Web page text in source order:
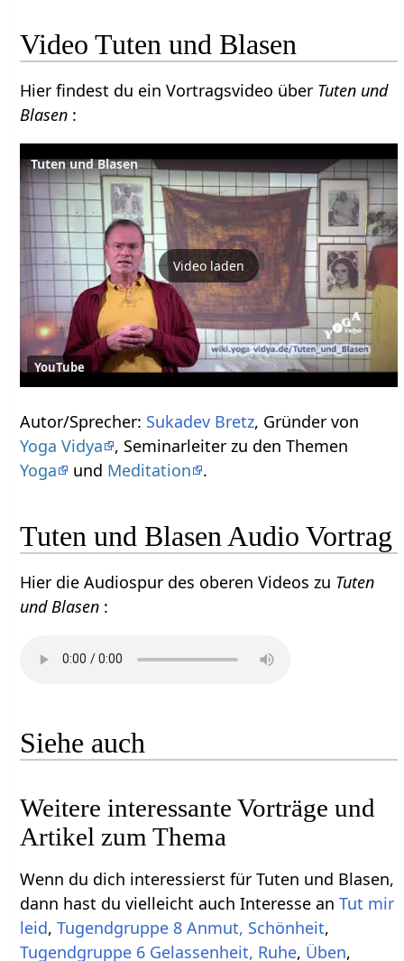
Video Tuten und Blasen
Hier findest du ein Vortragsvideo über Tuten und
Blasen :
Tuten und Blasen
Video laden
YouTube
Autor/Sprecher: Sukadev Bretz, Gründer von
Yoga Vidya
, Seminarleiter zu den Themen
Yoga
und Meditation .
Tuten und Blasen Audio Vortrag
Hier die Audiospur des oberen Videos zu Tuten
und Blasen :
Siehe auch
Weitere interessante Vorträge und
Artikel zum Thema
Wenn du dich interessierst für Tuten und Blasen,
dann hast du vielleicht auch Interesse anTut mir
leid,Tugendgruppe 8 Anmut, Schönheit,
Tugendgruppe 6 Gelassenheit, Ruhe, Üben,